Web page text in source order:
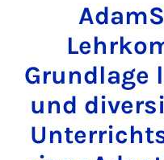
Grundlage
und